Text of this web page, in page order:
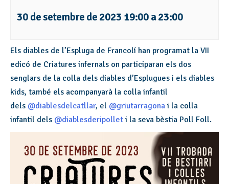
30 de setembre de 2023 19:00 a23:00
Els diables de l’Espluga de Francolí han programat la VII
edicó de Criatures infernals on participaran els dos
senglars de la colla dels diables d’Esplugues i els diables
kids, també els acompanyarà la colla infantil
dels @diablesdelcatllar, el @griutarragona i la colla
infantil dels @diablesderipollet i la seva bèstia Poll Foll.